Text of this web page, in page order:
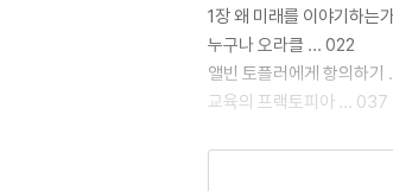
1장 왜 미래를 이야기하는
누구나 오라클 … 022
앨빈 토플러에게 항의하
교육의 프랙토피아 … 037
2장 미래의 사회